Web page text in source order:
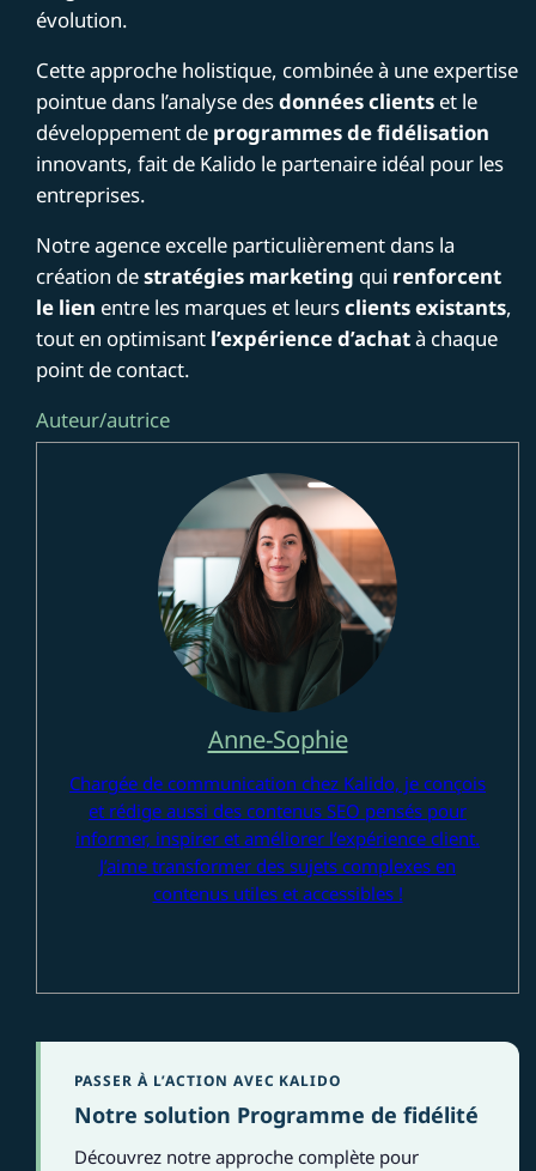
évolution.
Cette approche holistique, combinée à une expertise
pointue dans l’analyse desdonnées clients et le
développement de programmes de fidélisation
innovants, fait de Kalido le partenaire idéal pour les
entreprises.
Notre agence excelle particulièrement dans la
création destratégies marketing qui renforcent
le lien entre les marques et leursclients existants,
tout en optimisant l’expérience d’achatà chaque
point de contact.
Auteur/autrice
Anne-Sophie
Chargée de communication chez Kalido, je conçois
et rédige aussi des contenus SEO pensés pour
informer, inspirer et améliorer l’expérience client.
J’aime transformer des sujets complexes en
contenus utiles et accessibles !
PASSER À L’ACTION AVEC KALIDO
Notre solution Programme de fidélité
Découvrez notre approche complète pour